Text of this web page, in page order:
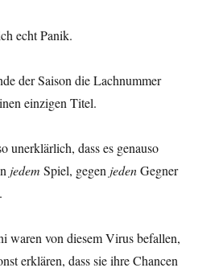
echt Panik.
der Saison die Lachnummer
einzigen Titel.
unerklärlich, dass es genauso
jedem Spiel, gegen jedenGegner
waren von diesem Virus befallen,
erklären, dass sie ihre Chancen